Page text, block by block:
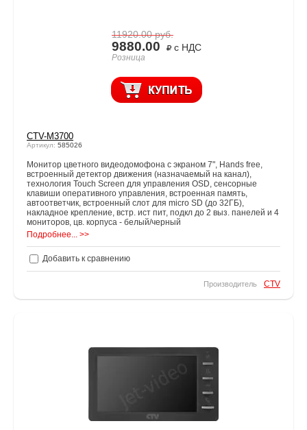
11920.00руб.
9880.00 с НДС
Розница
CTV-M3700
Артикул: 585026
Монитор цветного видеодомофона с экраном 7", Hands free,
встроенный детектор движения (назначаемый на канал),
технология Touch Screen для управления OSD, сенсорные
клавиши оперативного управления, встроенная память,
автоответчик, встроенный слот для micro SD (до 32ГБ),
накладное крепление, встр. ист пит, подкл до 2 выз. панелей и 4
мониторов, цв. корпуса - белый/черный
Подробнее... >>
Добавить к сравнению
Производитель CTV